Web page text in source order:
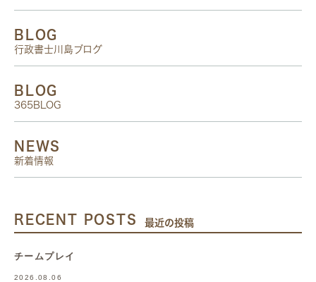
BLOG
行政書士川島ブログ
BLOG
365BLOG
NEWS
新着情報
RECENT POSTS 最近の投稿
チームプレイ
2026.08.06